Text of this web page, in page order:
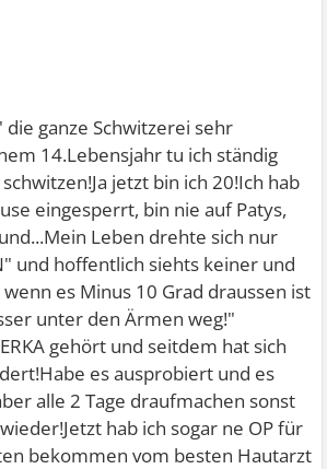
ganze Schwitzerei sehr
14.Lebensjahr tu ich ständig
jetzt bin ich 20!Ich hab
eingesperrt, bin nie auf Patys,
Leben drehte sich nur
und hoffentlich siehts keiner und
wenn es Minus 10 Grad draussen ist
unter den Ärmen weg!"
gehört und seitdem hat sich
es ausprobiert und es
alle 2 Tage draufmachen sonst
hab ich sogar ne OP für
bekommen vom besten Hautarzt